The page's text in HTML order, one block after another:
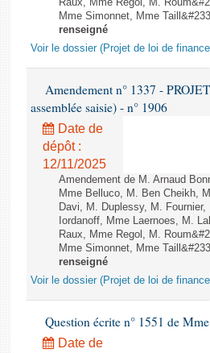
Raux, Mme Regol, M.
Mme Simonnet, Mme
renseigné
Voir le dossier (Projet de loi de
Amendement n° 1337 -
assemblée saisie) - n° 1906
Date de
dépôt :
12/11/2025
Amendement de M. Arnaud
Mme Belluco, M. Ben Cheikh,
Davi, M. Duplessy, M.
Iordanoff, Mme Laernoes, M.
Raux, Mme Regol, M.
Mme Simonnet, Mme
renseigné
Voir le dossier (Projet de loi de
Question écrite n° 1551 de
Date de